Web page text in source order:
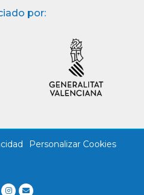
por:
Personalizar Cookies